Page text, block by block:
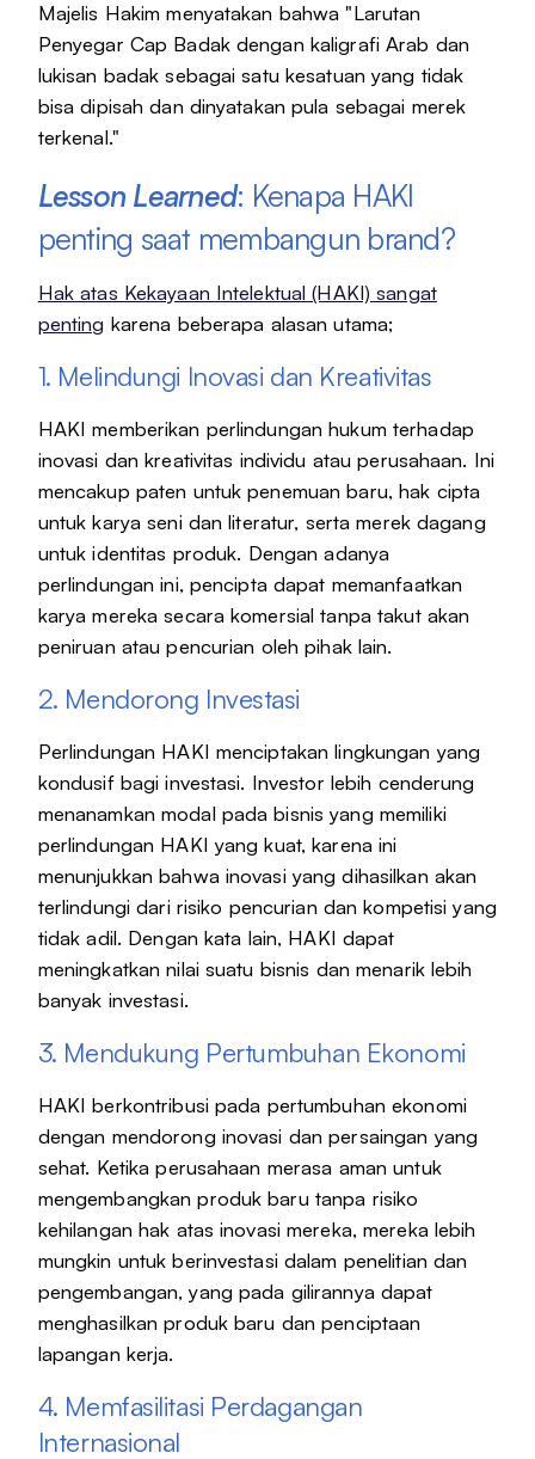
Majelis Hakim menyatakan bahwa "Larutan
Penyegar Cap Badak dengan kaligrafi Arab dan
lukisan badak sebagai satu kesatuan yang tidak
bisa dipisah dan dinyatakan pula sebagai merek
terkenal."
Lesson Learned: Kenapa HAKI
penting saat membangun brand?
Hak atas Kekayaan Intelektual (HAKI) sangat
penting karena beberapa alasan utama;
1. Melindungi Inovasi dan Kreativitas
HAKI memberikan perlindungan hukum terhadap
inovasi dan kreativitas individu atau perusahaan. Ini
mencakup paten untuk penemuan baru, hak cipta
untuk karya seni dan literatur, serta merek dagang
untuk identitas produk. Dengan adanya
perlindungan ini, pencipta dapat memanfaatkan
karya mereka secara komersial tanpa takut akan
peniruan atau pencurian oleh pihak lain.
2. Mendorong Investasi
Perlindungan HAKI menciptakan lingkungan yang
kondusif bagi investasi. Investor lebih cenderung
menanamkan modal pada bisnis yang memiliki
perlindungan HAKI yang kuat, karena ini
menunjukkan bahwa inovasi yang dihasilkan akan
terlindungi dari risiko pencurian dan kompetisi yang
tidak adil. Dengan kata lain, HAKI dapat
meningkatkan nilai suatu bisnis dan menarik lebih
banyak investasi.
3. Mendukung Pertumbuhan Ekonomi
HAKI berkontribusi pada pertumbuhan ekonomi
dengan mendorong inovasi dan persaingan yang
sehat. Ketika perusahaan merasa aman untuk
mengembangkan produk baru tanpa risiko
kehilangan hak atas inovasi mereka, mereka lebih
mungkin untuk berinvestasi dalam penelitian dan
pengembangan, yang pada gilirannya dapat
menghasilkan produk baru dan penciptaan
lapangan kerja.
4. Memfasilitasi Perdagangan
Internasional